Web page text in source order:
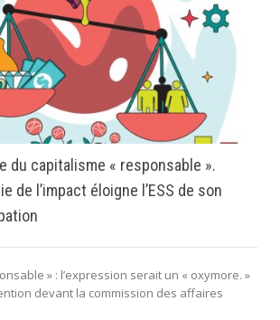
du capitalisme « responsable ».
de l’impact éloigne l’ESS de son
» : l’expression serait un « oxymore. »
devant la commission des affaires